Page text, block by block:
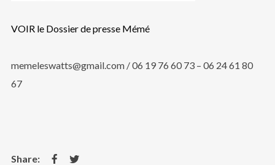
VOIR le Dossier de presse Mémé
memeleswatts@gmail.com / 06 19 76 60 73 – 06 24 61 80
67